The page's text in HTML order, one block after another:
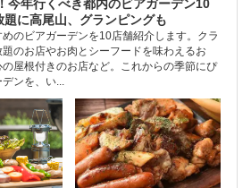
今年行くべき都内のビアガーデン10
題に高尾山、グランピングも
のビアガーデンを10店舗紹介します。クラ
のお店やお肉とシーフードを味わえるお
の屋根付きのお店など。これからの季節にぴ
ンを、い...